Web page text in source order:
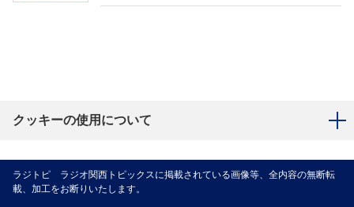
クッキーの使用について
ラジトピ ラジオ関西トピックスに掲載されている画像等、全内容の無断転
載、加工をお断りいたします。